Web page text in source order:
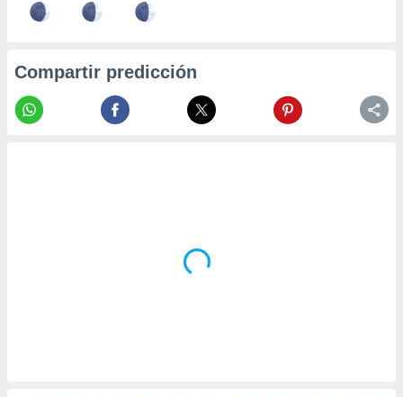
Compartir predicción